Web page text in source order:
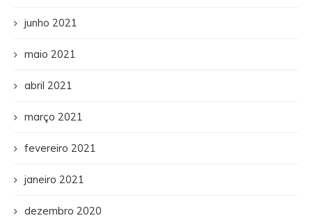
junho 2021
maio 2021
abril 2021
março 2021
fevereiro 2021
janeiro 2021
dezembro 2020